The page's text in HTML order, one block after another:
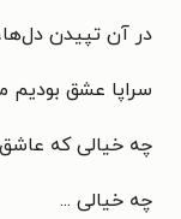
در آن تپیدن
سراپا عشق بودیم
چه خیالی که
چه خیالی ...